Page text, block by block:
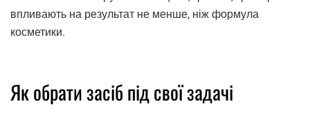
впливають на результат не менше, ніж формула
косметики.
Як обрати засіб під свої задачі